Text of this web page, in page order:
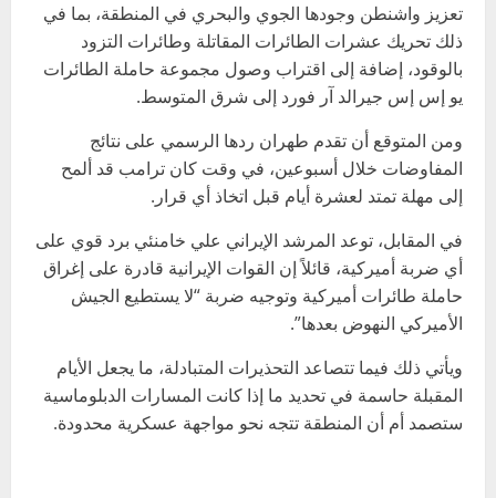
تعزيز واشنطن وجودها الجوي والبحري في المنطقة، بما في
ذلك تحريك عشرات الطائرات المقاتلة وطائرات التزود
بالوقود، إضافة إلى اقتراب وصول مجموعة حاملة الطائرات
يو إس إس جيرالد آر فورد إلى شرق المتوسط.
ومن المتوقع أن تقدم طهران ردها الرسمي على نتائج
المفاوضات خلال أسبوعين، في وقت كان ترامب قد ألمح
إلى مهلة تمتد لعشرة أيام قبل اتخاذ أي قرار.
في المقابل، توعد المرشد الإيراني علي خامنئي برد قوي على
أي ضربة أميركية، قائلاً إن القوات الإيرانية قادرة على إغراق
حاملة طائرات أميركية وتوجيه ضربة “لا يستطيع الجيش
الأميركي النهوض بعدها”.
ويأتي ذلك فيما تتصاعد التحذيرات المتبادلة، ما يجعل الأيام
المقبلة حاسمة في تحديد ما إذا كانت المسارات الدبلوماسية
ستصمد أم أن المنطقة تتجه نحو مواجهة عسكرية محدودة.